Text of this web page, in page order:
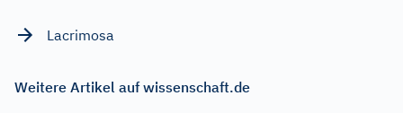
Lacrimosa
Weitere Artikel auf wissenschaft.de